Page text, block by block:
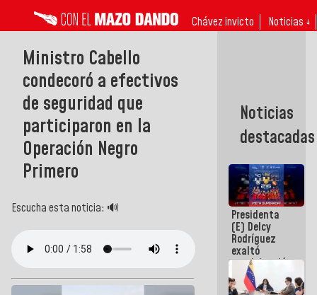
Chávez invicto Noticias ↓
Ministro Cabello
condecoró a efectivos
de seguridad que
participaron en la
Operación Negro
Primero
Escucha esta noticia: 🔊
Noticias
destacadas
Presidenta
(E) Delcy
Rodríguez
exaltó
participación
de
Venezuela